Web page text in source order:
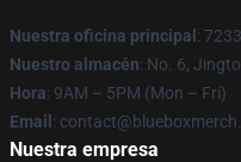
Nuestra oficina principal :
Nuestro almacén: No. 6,
Hora: 9AM – 5PM (Mon – Fri)
Email :
Nuestra empresa